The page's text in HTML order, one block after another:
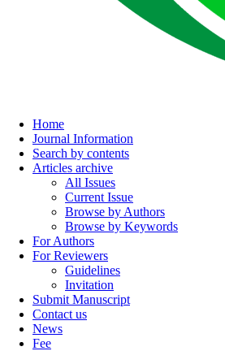
Home
Journal Information
Search by contents
Articles archive
All Issues
Current Issue
Browse by Authors
Browse by Keywords
For Authors
For Reviewers
Guidelines
Invitation
Submit Manuscript
Contact us
News
Fee